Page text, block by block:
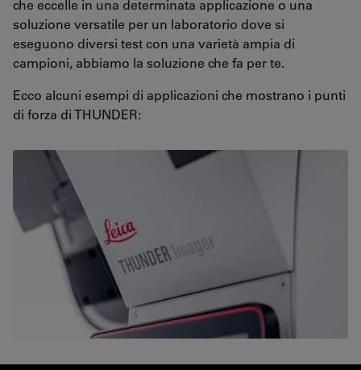
che eccelle in una determinata applicazione o una
soluzione versatile per un laboratorio dove si
eseguono diversi test con una varietà ampia di
campioni, abbiamo la soluzione che fa per te.
Ecco alcuni esempi di applicazioni che mostrano i punti
di forza di THUNDER: